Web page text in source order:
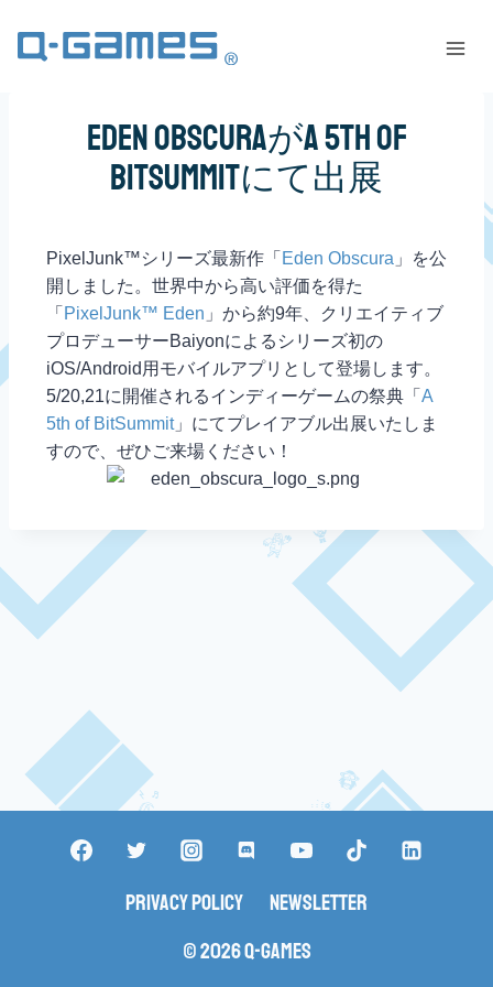
Eden ObscuraがA 5th of
BitSummitにて出展
PixelJunk™シリーズ最新作「 Eden Obscura 」を公
開しました。世界中から高い評価を得た
「 PixelJunk™ Eden 」から約9年、クリエイティブ
プロデューサーBaiyonによるシリーズ初の
iOS/Android用モバイルアプリとして登場します。
5/20,21に開催されるインディーゲームの祭典「 A
5th of BitSummit」にてプレイアブル出展いたしま
すので、ぜひご来場ください！
Privacy Policy
Newsletter
© 2026 Q-Games